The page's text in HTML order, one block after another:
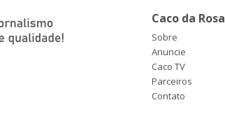
Caco da Rosa
Sobre
Anuncie
Caco TV
Parceiros
Contato